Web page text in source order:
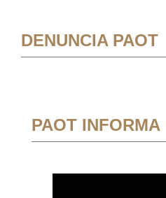
DENUNCIA PAOT
PAOT INFORMA